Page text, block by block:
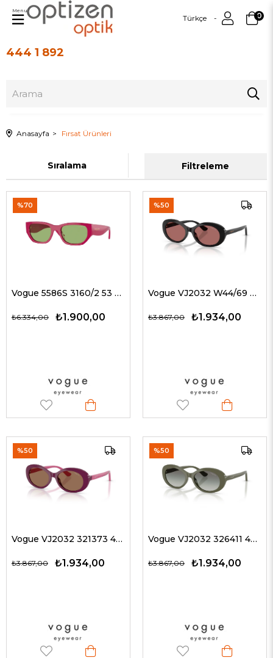
444 1 892
Türkçe 0
Menu
Anasayfa Fırsat Ürünleri
Filtreleme
Sıralama
Vogue 5586S 3160/2 53 G Kadın Güneş Gözlükleri
₺1.900,00
₺6.334,00
%70
Vogue VJ2032 W44/69 49 G Çocuk Güneş Gözlükleri
₺1.934,00
₺3.867,00
%50
Vogue VJ2032 321373 49 G Çocuk Güneş Gözlükleri
₺1.934,00
₺3.867,00
%50
Vogue VJ2032 326411 49 G Çocuk Güneş Gözlükleri
₺1.934,00
₺3.867,00
%50